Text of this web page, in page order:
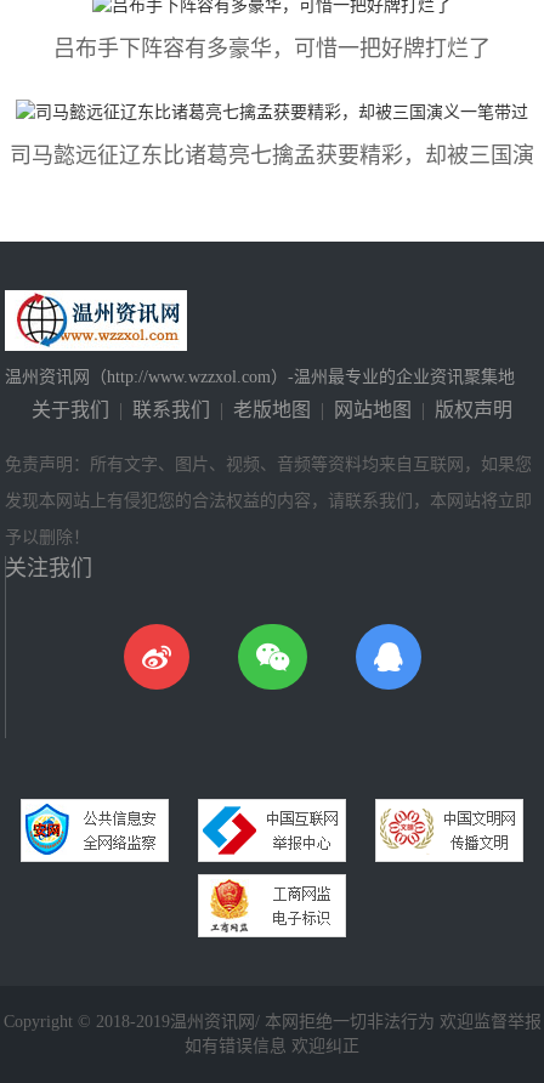
吕布手下阵容有多豪华，可惜一把好牌打烂了
司马懿​远征辽东比诸葛亮七擒孟获要精彩，却被三国演
温州资讯网（http://www.wzzxol.com）-温州最专业的企业资讯聚集地
关于我们 | 联系我们 | 老版地图 | 网站地图 | 版权声明
免责声明：所有文字、图片、视频、音频等资料均来自互联网，如果您
发现本网站上有侵犯您的合法权益的内容，请联系我们，本网站将立即
予以删除！
关注我们
Copyright © 2018-2019温州资讯网/ 本网拒绝一切非法行为 欢迎监督举报
如有错误信息 欢迎纠正